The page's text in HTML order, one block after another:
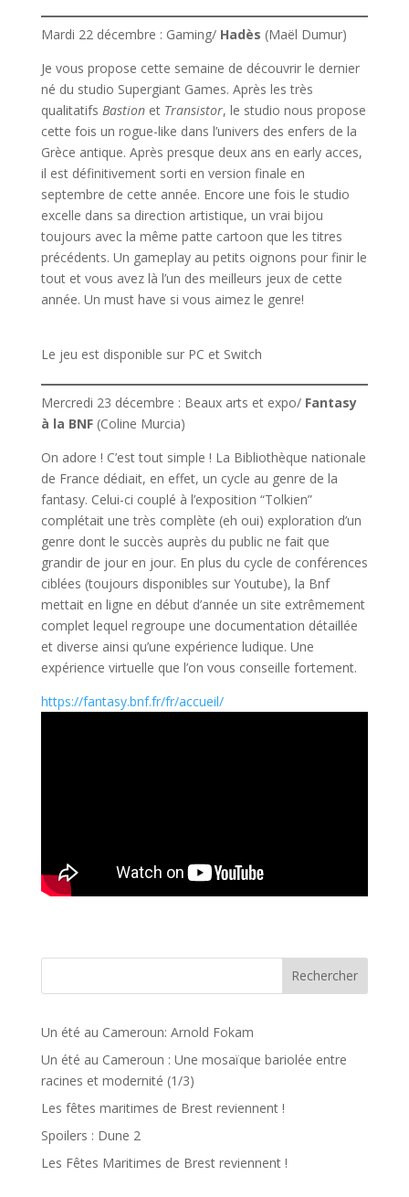
Mardi 22 décembre : Gaming/ Hadès (Maël Dumur)
Je vous propose cette semaine de découvrir le dernier
né du studio Supergiant Games. Après les très
qualitatifs Bastion et Transistor, le studio nous propose
cette fois un rogue-like dans l’univers des enfers de la
Grèce antique. Après presque deux ans en early acces,
il est définitivement sorti en version finale en
septembre de cette année. Encore une fois le studio
excelle dans sa direction artistique, un vrai bijou
toujours avec la même patte cartoon que les titres
précédents. Un gameplay au petits oignons pour finir le
tout et vous avez là l’un des meilleurs jeux de cette
année. Un must have si vous aimez le genre!
Le jeu est disponible sur PC et Switch
Mercredi 23 décembre : Beaux arts et expo/ Fantasy
à la BNF(Coline Murcia)
On adore ! C’est tout simple ! La Bibliothèque nationale
de France dédiait, en effet, un cycle au genre de la
fantasy. Celui-ci couplé à l’exposition “Tolkien”
complétait une très complète (eh oui) exploration d’un
genre dont le succès auprès du public ne fait que
grandir de jour en jour. En plus du cycle de conférences
ciblées (toujours disponibles sur Youtube), la Bnf
mettait en ligne en début d’année un site extrêmement
complet lequel regroupe une documentation détaillée
et diverse ainsi qu’une expérience ludique. Une
expérience virtuelle que l’on vous conseille fortement.
https://fantasy.bnf.fr/fr/accueil/
Rechercher
Un été au Cameroun: Arnold Fokam
Un été au Cameroun : Une mosaïque bariolée entre
racines et modernité (1/3)
Les fêtes maritimes de Brest reviennent !
Spoilers : Dune 2
Les Fêtes Maritimes de Brest reviennent !